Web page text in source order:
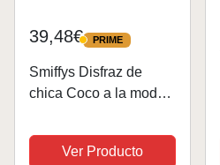
39,48€ PRIME
PRIME
Smiffys Disfraz de
chica Coco a la moda
vestido, boquilla, collar
y adorno para el pelo
Ver Producto